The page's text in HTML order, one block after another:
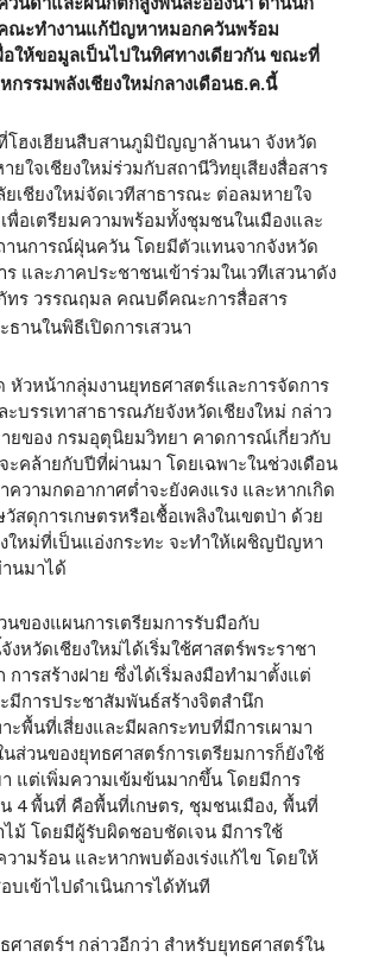
ณะทำงานแก้ปัญหาหมอกควันพร้อม
ให้ขอมูลเป็นไปในทิศทางเดียวกันขณะที่
รรมพลังเชียงใหม่กลางเดือนธ.ค.นี้
โฮงเฮียนสืบสานภูมิปัญญาล้านนา จังหวัด
ยใจเชียงใหม่ร่วมกับสถานีวิทยุเสียงสื่อสาร
เชียงใหม่จัดเวทีสาธารณะ ต่อลมหายใจ
พื่อเตรียมความพร้อมทั้งชุมชนในเมืองและ
านการณ์ฝุ่นควัน โดยมีตัวแทนจากจังหวัด
ร และภาคประชาชนเข้าร่วมในเวทีเสวนาดัง
ทร วรรณฤมล คณบดีคณะการสื่อสาร
านในพิธีเปิดการเสวนา
หัวหน้ากลุ่มงานยุทธศาสตร์และการจัดการ
บรรเทาสาธารณภัยจังหวัดเชียงใหม่ กล่าว
ยของ กรมอุตุนิยมวิทยา คาดการณ์เกี่ยวกับ
ะคล้ายกับปีที่ผ่านมา โดยเฉพาะในช่วงเดือน
ความกดอากาศต่ำจะยังคงแรง และหากเกิด
สดุการเกษตรหรือเชื้อเพลิงในเขตป่า ด้วย
ใหม่ที่เป็นแอ่งกระทะ จะทำให้เผชิญปัญหา
นมาได้
นของแผนการเตรียมการรับมือกับ
หวัดเชียงใหม่ได้เริ่มใช้ศาสตร์พระราชา
การสร้างฝาย ซึ่งได้เริ่มลงมือทำมาตั้งแต่
มีการประชาสัมพันธ์สร้างจิตสำนึก
ะพื้นที่เสี่ยงและมีผลกระทบที่มีการเผามา
นส่วนของยุทธศาสตร์การเตรียมการก็ยังใช้
แต่เพิ่มความเข้มข้นมากขึ้น โดยมีการ
4 พื้นที่ คือพื้นที่เกษตร, ชุมชนเมือง, พื้นที่
ม้ โดยมีผู้รับผิดชอบชัดเจน มีการใช้
ามร้อน และหากพบต้องเร่งแก้ไข โดยให้
บเข้าไปดำเนินการได้ทันที
ศาสตร์ฯ กล่าวอีกว่า สำหรับยุทธศาสตร์ใน